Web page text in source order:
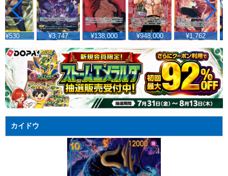
¥3,747 ¥138,000 ¥948,000 ¥1,762 ¥2,455
カイドウ